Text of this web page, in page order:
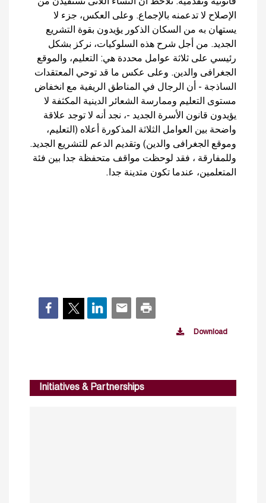
الإصلاح لا تدعمنه بالإجماع. وعلى العكس، جزء لا
يستهان به من السكان الذكور يؤيدون بقوة التشريع
الجديد. من أجل شرح هذه السلوكيات، نركز بشكل
رئيسي على ثلاثة عوامل محددة هي: التعليم، والموقع
الجغرافى والدين. وعلى عكس ما قد توحي المعتقدات
الساذجة - أن الرجال في المناطق الريفية مع انخفاض
مستوى التعليم وممارسة الشعائر الدينية المكثفة لا
يؤيدون قانون الأسرة الجديد -، نجد أنه لا توجد علاقة
واضحة بين العوامل الثلاثة المذكورة أعلاه (التعليم،
وموقع الجغرافى والدين) وتقديم الدعم للتشريع الجديد.
وللمفارقة ، فقد لوحظت مواقف متحفظة جدا بين فئة
المتعلمين، عندما تكون متدينة جدا.
Download
Initiatives & Partnerships